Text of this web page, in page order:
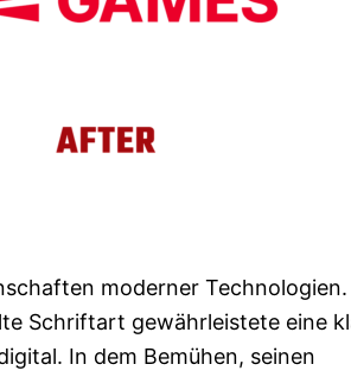
moderner Technologien.
Schriftart gewährleistete eine
In dem Bemühen, seinen